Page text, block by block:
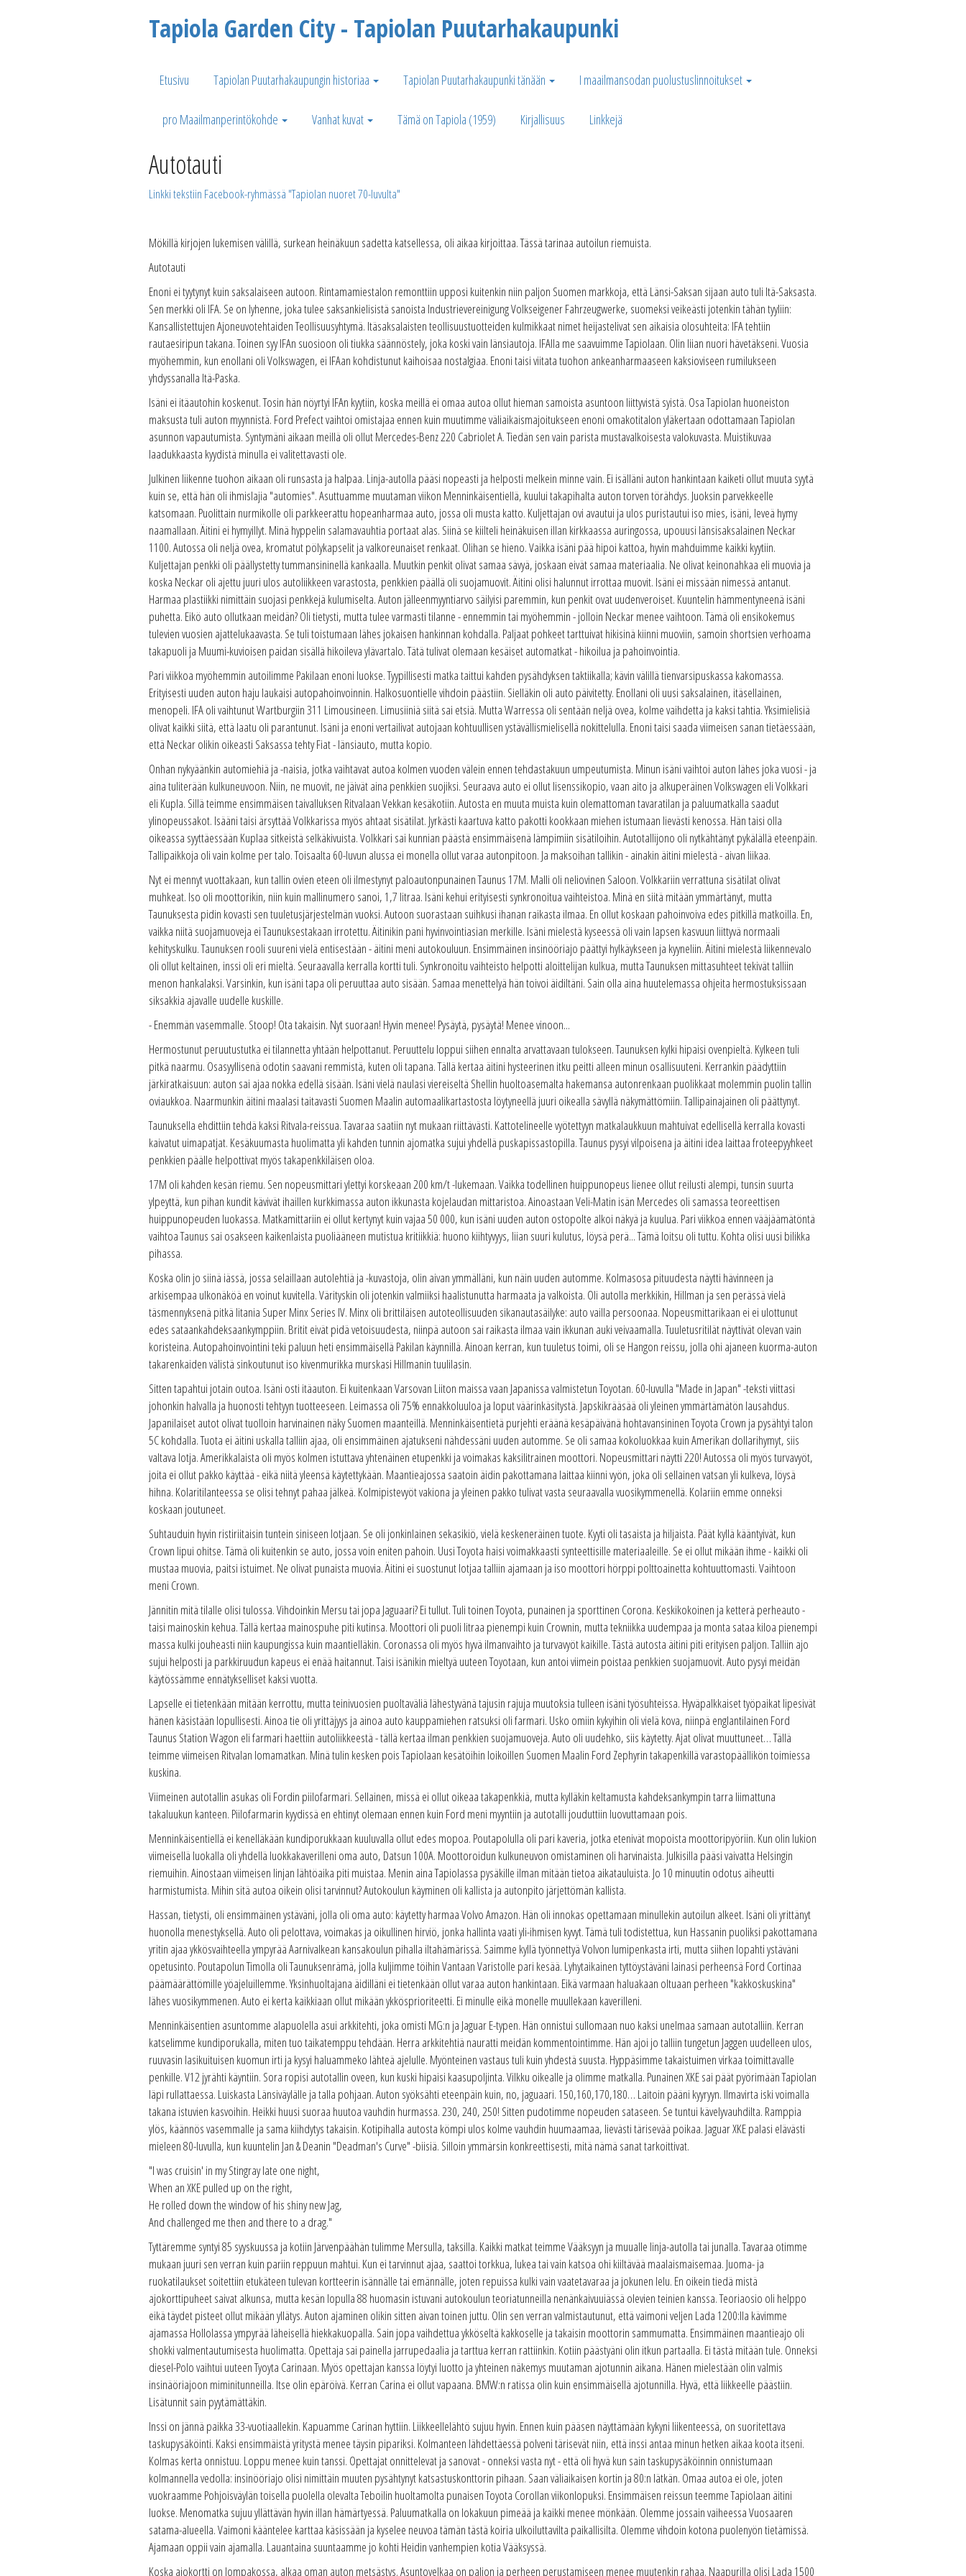
Tapiola Garden City - Tapiolan Puutarhakaupunki
Etusivu Tapiolan Puutarhakaupungin historiaa Tapiolan Puutarhakaupunki tänään I maailmansodan puolustuslinnoitukset
pro Maailmanperintökohde Vanhat kuvat Tämä on Tapiola (1959) Kirjallisuus Linkkejä
Autotauti
Linkki tekstiin Facebook-ryhmässä "Tapiolan nuoret 70-luvulta"
Mökillä kirjojen lukemisen välillä, surkean heinäkuun sadetta katsellessa, oli aikaa kirjoittaa. Tässä tarinaa autoilun riemuista.
Autotauti
Enoni ei tyytynyt kuin saksalaiseen autoon. Rintamamiestalon remonttiin upposi kuitenkin niin paljon Suomen markkoja, että Länsi-Saksan sijaan auto tuli Itä-Saksasta.
Sen merkki oli IFA. Se on lyhenne, joka tulee saksankielisistä sanoista Industrievereinigung Volkseigener Fahrzeugwerke, suomeksi veikeästi jotenkin tähän tyyliin:
Kansallistettujen Ajoneuvotehtaiden Teollisuusyhtymä. Itäsaksalaisten teollisuustuotteiden kulmikkaat nimet heijastelivat sen aikaisia olosuhteita: IFA tehtiin
rautaesiripun takana. Toinen syy IFAn suosioon oli tiukka säännöstely, joka koski vain länsiautoja. IFAlla me saavuimme Tapiolaan. Olin liian nuori hävetäkseni. Vuosia
myöhemmin, kun enollani oli Volkswagen, ei IFAan kohdistunut kaihoisaa nostalgiaa. Enoni taisi viitata tuohon ankeanharmaaseen kaksioviseen rumilukseen
yhdyssanalla Itä-Paska.
Isäni ei itäautohin koskenut. Tosin hän nöyrtyi IFAn kyytiin, koska meillä ei omaa autoa ollut hieman samoista asuntoon liittyvistä syistä. Osa Tapiolan huoneiston
maksusta tuli auton myynnistä. Ford Prefect vaihtoi omistajaa ennen kuin muutimme väliaikaismajoitukseen enoni omakotitalon yläkertaan odottamaan Tapiolan
asunnon vapautumista. Syntymäni aikaan meillä oli ollut Mercedes-Benz 220 Cabriolet A. Tiedän sen vain parista mustavalkoisesta valokuvasta. Muistikuvaa
laadukkaasta kyydistä minulla ei valitettavasti ole.
Julkinen liikenne tuohon aikaan oli runsasta ja halpaa. Linja-autolla pääsi nopeasti ja helposti melkein minne vain. Ei isälläni auton hankintaan kaiketi ollut muuta syytä
kuin se, että hän oli ihmislajia "automies". Asuttuamme muutaman viikon Menninkäisentiellä, kuului takapihalta auton torven törähdys. Juoksin parvekkeelle
katsomaan. Puolittain nurmikolle oli parkkeerattu hopeanharmaa auto, jossa oli musta katto. Kuljettajan ovi avautui ja ulos puristautui iso mies, isäni, leveä hymy
naamallaan. Äitini ei hymyillyt. Minä hyppelin salamavauhtia portaat alas. Siinä se kiilteli heinäkuisen illan kirkkaassa auringossa, upouusi länsisaksalainen Neckar
1100. Autossa oli neljä ovea, kromatut pölykapselit ja valkoreunaiset renkaat. Olihan se hieno. Vaikka isäni pää hipoi kattoa, hyvin mahduimme kaikki kyytiin.
Kuljettajan penkki oli päällystetty tummansininellä kankaalla. Muutkin penkit olivat samaa sävyä, joskaan eivät samaa materiaalia. Ne olivat keinonahkaa eli muovia ja
koska Neckar oli ajettu juuri ulos autoliikkeen varastosta, penkkien päällä oli suojamuovit. Äitini olisi halunnut irrottaa muovit. Isäni ei missään nimessä antanut.
Harmaa plastiikki nimittäin suojasi penkkejä kulumiselta. Auton jälleenmyyntiarvo säilyisi paremmin, kun penkit ovat uudenveroiset. Kuuntelin hämmentyneenä isäni
puhetta. Eikö auto ollutkaan meidän? Oli tietysti, mutta tulee varmasti tilanne - ennemmin tai myöhemmin - jolloin Neckar menee vaihtoon. Tämä oli ensikokemus
tulevien vuosien ajattelukaavasta. Se tuli toistumaan lähes jokaisen hankinnan kohdalla. Paljaat pohkeet tarttuivat hikisinä kiinni muoviin, samoin shortsien verhoama
takapuoli ja Muumi-kuvioisen paidan sisällä hikoileva ylävartalo. Tätä tulivat olemaan kesäiset automatkat - hikoilua ja pahoinvointia.
Pari viikkoa myöhemmin autoilimme Pakilaan enoni luokse. Tyypillisesti matka taittui kahden pysähdyksen taktiikalla; kävin välillä tienvarsipuskassa kakomassa.
Erityisesti uuden auton haju laukaisi autopahoinvoinnin. Halkosuontielle vihdoin päästiin. Sielläkin oli auto päivitetty. Enollani oli uusi saksalainen, itäsellainen,
menopeli. IFA oli vaihtunut Wartburgiin 311 Limousineen. Limusiiniä siitä sai etsiä. Mutta Warressa oli sentään neljä ovea, kolme vaihdetta ja kaksi tahtia. Yksimielisiä
olivat kaikki siitä, että laatu oli parantunut. Isäni ja enoni vertailivat autojaan kohtuullisen ystävällismielisellä nokittelulla. Enoni taisi saada viimeisen sanan tietäessään,
että Neckar olikin oikeasti Saksassa tehty Fiat - länsiauto, mutta kopio.
Onhan nykyäänkin automiehiä ja -naisia, jotka vaihtavat autoa kolmen vuoden välein ennen tehdastakuun umpeutumista. Minun isäni vaihtoi auton lähes joka vuosi - ja
aina tuliterään kulkuneuvoon. Niin, ne muovit, ne jäivät aina penkkien suojiksi. Seuraava auto ei ollut lisenssikopio, vaan aito ja alkuperäinen Volkswagen eli Volkkari
eli Kupla. Sillä teimme ensimmäisen taivalluksen Ritvalaan Vekkan kesäkotiin. Autosta en muuta muista kuin olemattoman tavaratilan ja paluumatkalla saadut
ylinopeussakot. Isääni taisi ärsyttää Volkkarissa myös ahtaat sisätilat. Jyrkästi kaartuva katto pakotti kookkaan miehen istumaan lievästi kenossa. Hän taisi olla
oikeassa syyttäessään Kuplaa sitkeistä selkäkivuista. Volkkari sai kunnian päästä ensimmäisenä lämpimiin sisätiloihin. Autotallijono oli nytkähtänyt pykälällä eteenpäin.
Tallipaikkoja oli vain kolme per talo. Toisaalta 60-luvun alussa ei monella ollut varaa autonpitoon. Ja maksoihan tallikin - ainakin äitini mielestä - aivan liikaa.
Nyt ei mennyt vuottakaan, kun tallin ovien eteen oli ilmestynyt paloautonpunainen Taunus 17M. Malli oli neliovinen Saloon. Volkkariin verrattuna sisätilat olivat
muhkeat. Iso oli moottorikin, niin kuin mallinumero sanoi, 1,7 litraa. Isäni kehui erityisesti synkronoitua vaihteistoa. Minä en siitä mitään ymmärtänyt, mutta
Taunuksesta pidin kovasti sen tuuletusjärjestelmän vuoksi. Autoon suorastaan suihkusi ihanan raikasta ilmaa. En ollut koskaan pahoinvoiva edes pitkillä matkoilla. En,
vaikka niitä suojamuoveja ei Taunuksestakaan irrotettu. Äitinikin pani hyvinvointiasian merkille. Isäni mielestä kyseessä oli vain lapsen kasvuun liittyvä normaali
kehityskulku. Taunuksen rooli suureni vielä entisestään - äitini meni autokouluun. Ensimmäinen insinööriajo päättyi hylkäykseen ja kyyneliin. Äitini mielestä liikennevalo
oli ollut keltainen, inssi oli eri mieltä. Seuraavalla kerralla kortti tuli. Synkronoitu vaihteisto helpotti aloittelijan kulkua, mutta Taunuksen mittasuhteet tekivät talliin
menon hankalaksi. Varsinkin, kun isäni tapa oli peruuttaa auto sisään. Samaa menettelyä hän toivoi äidiltäni. Sain olla aina huutelemassa ohjeita hermostuksissaan
siksakkia ajavalle uudelle kuskille.
- Enemmän vasemmalle. Stoop! Ota takaisin. Nyt suoraan! Hyvin menee! Pysäytä, pysäytä! Menee vinoon...
Hermostunut peruutustutka ei tilannetta yhtään helpottanut. Peruuttelu loppui siihen ennalta arvattavaan tulokseen. Taunuksen kylki hipaisi ovenpieltä. Kylkeen tuli
pitkä naarmu. Osasyyllisenä odotin saavani remmistä, kuten oli tapana. Tällä kertaa äitini hysteerinen itku peitti alleen minun osallisuuteni. Kerrankin päädyttiin
järkiratkaisuun: auton sai ajaa nokka edellä sisään. Isäni vielä naulasi viereiseltä Shellin huoltoasemalta hakemansa autonrenkaan puolikkaat molemmin puolin tallin
oviaukkoa. Naarmunkin äitini maalasi taitavasti Suomen Maalin automaalikartastosta löytyneellä juuri oikealla sävyllä näkymättömiin. Tallipainajainen oli päättynyt.
Taunuksella ehdittiin tehdä kaksi Ritvala-reissua. Tavaraa saatiin nyt mukaan riittävästi. Kattotelineelle vyötettyyn matkalaukkuun mahtuivat edellisellä kerralla kovasti
kaivatut uimapatjat. Kesäkuumasta huolimatta yli kahden tunnin ajomatka sujui yhdellä puskapissastopilla. Taunus pysyi vilpoisena ja äitini idea laittaa froteepyyhkeet
penkkien päälle helpottivat myös takapenkkiläisen oloa.
17M oli kahden kesän riemu. Sen nopeusmittari ylettyi korskeaan 200 km/t -lukemaan. Vaikka todellinen huippunopeus lienee ollut reilusti alempi, tunsin suurta
ylpeyttä, kun pihan kundit kävivät ihaillen kurkkimassa auton ikkunasta kojelaudan mittaristoa. Ainoastaan Veli-Matin isän Mercedes oli samassa teoreettisen
huippunopeuden luokassa. Matkamittariin ei ollut kertynyt kuin vajaa 50 000, kun isäni uuden auton ostopolte alkoi näkyä ja kuulua. Pari viikkoa ennen vääjäämätöntä
vaihtoa Taunus sai osakseen kaikenlaista puoliääneen mutistua kritiikkiä: huono kiihtyvyys, liian suuri kulutus, löysä perä... Tämä loitsu oli tuttu. Kohta olisi uusi bilikka
pihassa.
Koska olin jo siinä iässä, jossa selaillaan autolehtiä ja -kuvastoja, olin aivan ymmälläni, kun näin uuden automme. Kolmasosa pituudesta näytti hävinneen ja
arkisempaa ulkonäköä en voinut kuvitella. Värityskin oli jotenkin valmiiksi haalistunutta harmaata ja valkoista. Oli autolla merkkikin, Hillman ja sen perässä vielä
täsmennyksenä pitkä litania Super Minx Series IV. Minx oli brittiläisen autoteollisuuden sikanautasäilyke: auto vailla persoonaa. Nopeusmittarikaan ei ei ulottunut
edes sataankahdeksaankymppiin. Britit eivät pidä vetoisuudesta, niinpä autoon sai raikasta ilmaa vain ikkunan auki veivaamalla. Tuuletusritilät näyttivät olevan vain
koristeina. Autopahoinvointini teki paluun heti ensimmäisellä Pakilan käynnillä. Ainoan kerran, kun tuuletus toimi, oli se Hangon reissu, jolla ohi ajaneen kuorma-auton
takarenkaiden välistä sinkoutunut iso kivenmurikka murskasi Hillmanin tuulilasin.
Sitten tapahtui jotain outoa. Isäni osti itäauton. Ei kuitenkaan Varsovan Liiton maissa vaan Japanissa valmistetun Toyotan. 60-luvulla "Made in Japan" -teksti viittasi
johonkin halvalla ja huonosti tehtyyn tuotteeseen. Leimassa oli 75% ennakkoluuloa ja loput väärinkäsitystä. Japskikrääsää oli yleinen ymmärtämätön lausahdus.
Japanilaiset autot olivat tuolloin harvinainen näky Suomen maanteillä. Menninkäisentietä purjehti eräänä kesäpäivänä hohtavansininen Toyota Crown ja pysähtyi talon
5C kohdalla. Tuota ei äitini uskalla talliin ajaa, oli ensimmäinen ajatukseni nähdessäni uuden automme. Se oli samaa kokoluokkaa kuin Amerikan dollarihymyt, siis
valtava lotja. Amerikkalaista oli myös kolmen istuttava yhtenäinen etupenkki ja voimakas kaksilitrainen moottori. Nopeusmittari näytti 220! Autossa oli myös turvavyöt,
joita ei ollut pakko käyttää - eikä niitä yleensä käytettykään. Maantieajossa saatoin äidin pakottamana laittaa kiinni vyön, joka oli sellainen vatsan yli kulkeva, löysä
hihna. Kolaritilanteessa se olisi tehnyt pahaa jälkeä. Kolmipistevyöt vakiona ja yleinen pakko tulivat vasta seuraavalla vuosikymmenellä. Kolariin emme onneksi
koskaan joutuneet.
Suhtauduin hyvin ristiriitaisin tuntein siniseen lotjaan. Se oli jonkinlainen sekasikiö, vielä keskeneräinen tuote. Kyyti oli tasaista ja hiljaista. Päät kyllä kääntyivät, kun
Crown lipui ohitse. Tämä oli kuitenkin se auto, jossa voin eniten pahoin. Uusi Toyota haisi voimakkaasti synteettisille materiaaleille. Se ei ollut mikään ihme - kaikki oli
mustaa muovia, paitsi istuimet. Ne olivat punaista muovia. Äitini ei suostunut lotjaa talliin ajamaan ja iso moottori hörppi polttoainetta kohtuuttomasti. Vaihtoon
meni Crown.
Jännitin mitä tilalle olisi tulossa. Vihdoinkin Mersu tai jopa Jaguaari? Ei tullut. Tuli toinen Toyota, punainen ja sporttinen Corona. Keskikokoinen ja ketterä perheauto -
taisi mainoskin kehua. Tällä kertaa mainospuhe piti kutinsa. Moottori oli puoli litraa pienempi kuin Crownin, mutta tekniikka uudempaa ja monta sataa kiloa pienempi
massa kulki jouheasti niin kaupungissa kuin maantielläkin. Coronassa oli myös hyvä ilmanvaihto ja turvavyöt kaikille. Tästä autosta äitini piti erityisen paljon. Talliin ajo
sujui helposti ja parkkiruudun kapeus ei enää haitannut. Taisi isänikin mieltyä uuteen Toyotaan, kun antoi viimein poistaa penkkien suojamuovit. Auto pysyi meidän
käytössämme ennätykselliset kaksi vuotta.
Lapselle ei tietenkään mitään kerrottu, mutta teinivuosien puoltaväliä lähestyvänä tajusin rajuja muutoksia tulleen isäni työsuhteissa. Hyväpalkkaiset työpaikat lipesivät
hänen käsistään lopullisesti. Ainoa tie oli yrittäjyys ja ainoa auto kauppamiehen ratsuksi oli farmari. Usko omiin kykyihin oli vielä kova, niinpä englantilainen Ford
Taunus Station Wagon eli farmari haettiin autoliikkeestä - tällä kertaa ilman penkkien suojamuoveja. Auto oli uudehko, siis käytetty. Ajat olivat muuttuneet… Tällä
teimme viimeisen Ritvalan lomamatkan. Minä tulin kesken pois Tapiolaan kesätöihin loikoillen Suomen Maalin Ford Zephyrin takapenkillä varastopäällikön toimiessa
kuskina.
Viimeinen autotallin asukas oli Fordin piilofarmari. Sellainen, missä ei ollut oikeaa takapenkkiä, mutta kylläkin keltamusta kahdeksankympin tarra liimattuna
takaluukun kanteen. Piilofarmarin kyydissä en ehtinyt olemaan ennen kuin Ford meni myyntiin ja autotalli jouduttiin luovuttamaan pois.
Menninkäisentiellä ei kenelläkään kundiporukkaan kuuluvalla ollut edes mopoa. Poutapolulla oli pari kaveria, jotka etenivät mopoista moottoripyöriin. Kun olin lukion
viimeisellä luokalla oli yhdellä luokkakaverilleni oma auto, Datsun 100A. Moottoroidun kulkuneuvon omistaminen oli harvinaista. Julkisilla pääsi vaivatta Helsingin
riemuihin. Ainostaan viimeisen linjan lähtöaika piti muistaa. Menin aina Tapiolassa pysäkille ilman mitään tietoa aikatauluista. Jo 10 minuutin odotus aiheutti
harmistumista. Mihin sitä autoa oikein olisi tarvinnut? Autokoulun käyminen oli kallista ja autonpito järjettömän kallista.
Hassan, tietysti, oli ensimmäinen ystäväni, jolla oli oma auto: käytetty harmaa Volvo Amazon. Hän oli innokas opettamaan minullekin autoilun alkeet. Isäni oli yrittänyt
huonolla menestyksellä. Auto oli pelottava, voimakas ja oikullinen hirviö, jonka hallinta vaati yli-ihmisen kyvyt. Tämä tuli todistettua, kun Hassanin puoliksi pakottamana
yritin ajaa ykkösvaihteella ympyrää Aarnivalkean kansakoulun pihalla iltahämärissä. Saimme kyllä työnnettyä Volvon lumipenkasta irti, mutta siihen lopahti ystäväni
opetusinto. Poutapolun Timolla oli Taunuksenrämä, jolla kuljimme töihin Vantaan Varistolle pari kesää. Lyhytaikainen tyttöystäväni lainasi perheensä Ford Cortinaa
päämäärättömille yöajeluillemme. Yksinhuoltajana äidilläni ei tietenkään ollut varaa auton hankintaan. Eikä varmaan haluakaan oltuaan perheen "kakkoskuskina"
lähes vuosikymmenen. Auto ei kerta kaikkiaan ollut mikään ykkösprioriteetti. Ei minulle eikä monelle muullekaan kaverilleni.
Menninkäisentien asuntomme alapuolella asui arkkitehti, joka omisti MG:n ja Jaguar E-typen. Hän onnistui sullomaan nuo kaksi unelmaa samaan autotalliin. Kerran
katselimme kundiporukalla, miten tuo taikatemppu tehdään. Herra arkkitehtiä nauratti meidän kommentointimme. Hän ajoi jo talliin tungetun Jaggen uudelleen ulos,
ruuvasin lasikuituisen kuomun irti ja kysyi haluammeko lähteä ajelulle. Myönteinen vastaus tuli kuin yhdestä suusta. Hyppäsimme takaistuimen virkaa toimittavalle
penkille. V12 jyrähti käyntiin. Sora ropisi autotallin oveen, kun kuski hipaisi kaasupoljinta. Vilkku oikealle ja olimme matkalla. Punainen XKE sai päät pyörimään Tapiolan
läpi rullattaessa. Luiskasta Länsiväylälle ja talla pohjaan. Auton syöksähti eteenpäin kuin, no, jaguaari. 150,160,170,180… Laitoin pääni kyyryyn. Ilmavirta iski voimalla
takana istuvien kasvoihin. Heikki huusi suoraa huutoa vauhdin hurmassa. 230, 240, 250! Sitten pudotimme nopeuden sataseen. Se tuntui kävelyvauhdilta. Ramppia
ylös, käännös vasemmalle ja sama kiihdytys takaisin. Kotipihalla autosta kömpi ulos kolme vauhdin huumaamaa, lievästi tärisevää poikaa. Jaguar XKE palasi elävästi
mieleen 80-luvulla, kun kuuntelin Jan & Deanin "Deadman's Curve" -biisiä. Silloin ymmärsin konkreettisesti, mitä nämä sanat tarkoittivat.
"I was cruisin' in my Stingray late one night,
When an XKE pulled up on the right,
He rolled down the window of his shiny new Jag,
And challenged me then and there to a drag."
Tyttäremme syntyi 85 syyskuussa ja kotiin Järvenpäähän tulimme Mersulla, taksilla. Kaikki matkat teimme Vääksyyn ja muualle linja-autolla tai junalla. Tavaraa otimme
mukaan juuri sen verran kuin pariin reppuun mahtui. Kun ei tarvinnut ajaa, saattoi torkkua, lukea tai vain katsoa ohi kiiltävää maalaismaisemaa. Juoma- ja
ruokatilaukset soitettiin etukäteen tulevan kortteerin isännälle tai emännälle, joten repuissa kulki vain vaatetavaraa ja jokunen lelu. En oikein tiedä mistä
ajokorttipuheet saivat alkunsa, mutta kesän lopulla 88 huomasin istuvani autokoulun teoriatunneilla nenänkaivuuiässä olevien teinien kanssa. Teoriaosio oli helppo
eikä täydet pisteet ollut mikään yllätys. Auton ajaminen olikin sitten aivan toinen juttu. Olin sen verran valmistautunut, että vaimoni veljen Lada 1200:lla kävimme
ajamassa Hollolassa ympyrää läheisellä hiekkakuopalla. Sain jopa vaihdettua ykköseltä kakkoselle ja takaisin moottorin sammumatta. Ensimmäinen maantieajo oli
shokki valmentautumisesta huolimatta. Opettaja sai painella jarrupedaalia ja tarttua kerran rattiinkin. Kotiin päästyäni olin itkun partaalla. Ei tästä mitään tule. Onneksi
diesel-Polo vaihtui uuteen Tyoyta Carinaan. Myös opettajan kanssa löytyi luotto ja yhteinen näkemys muutaman ajotunnin aikana. Hänen mielestään olin valmis
insinäöriajoon miminitunneilla. Itse olin epäröivä. Kerran Carina ei ollut vapaana. BMW:n ratissa olin kuin ensimmäisellä ajotunnilla. Hyvä, että liikkeelle päästiin.
Lisätunnit sain pyytämättäkin.
Inssi on jännä paikka 33-vuotiaallekin. Kapuamme Carinan hyttiin. Liikkeellelähtö sujuu hyvin. Ennen kuin pääsen näyttämään kykyni liikenteessä, on suoritettava
taskupysäköinti. Kaksi ensimmäistä yritystä menee täysin pipariksi. Kolmanteen lähdettäessä polveni tärisevät niin, että inssi antaa minun hetken aikaa koota itseni.
Kolmas kerta onnistuu. Loppu menee kuin tanssi. Opettajat onnittelevat ja sanovat - onneksi vasta nyt - että oli hyvä kun sain taskupysäköinnin onnistumaan
kolmannella vedolla: insinööriajo olisi nimittäin muuten pysähtynyt katsastuskonttorin pihaan. Saan väliaikaisen kortin ja 80:n lätkän. Omaa autoa ei ole, joten
vuokraamme Pohjoisväylän toisella puolella olevalta Teboilin huoltamolta punaisen Toyota Corollan viikonlopuksi. Ensimmäisen reissun teemme Tapiolaan äitini
luokse. Menomatka sujuu yllättävän hyvin illan hämärtyessä. Paluumatkalla on lokakuun pimeää ja kaikki menee mönkään. Olemme jossain vaiheessa Vuosaaren
satama-alueella. Vaimoni kääntelee karttaa käsissään ja kyselee neuvoa tämän tästä koiria ulkoiluttavilta paikallisilta. Olemme vihdoin kotona puolenyön tietämissä.
Ajamaan oppii vain ajamalla. Lauantaina suuntaamme jo kohti Heidin vanhempien kotia Vääksyssä.
Koska ajokortti on lompakossa, alkaa oman auton metsästys. Asuntovelkaa on paljon ja perheen perustamiseen menee muutenkin rahaa. Naapurilla olisi Lada 1500